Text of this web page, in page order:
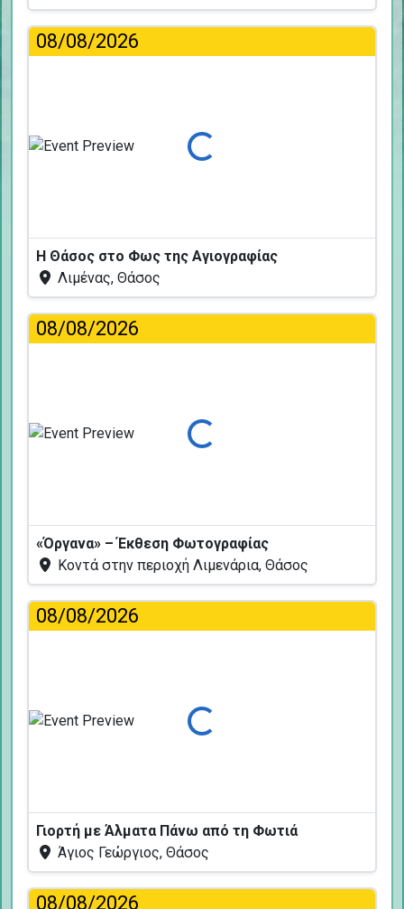
08/08/2026
Φόρτωση...
Η Θάσος στο Φως της Αγιογραφίας
Λιμένας, Θάσος
08/08/2026
Φόρτωση...
«Όργανα» – Έκθεση Φωτογραφίας
Κοντά στην περιοχή Λιμενάρια, Θάσος
08/08/2026
Φόρτωση...
Γιορτή με Άλματα Πάνω από τη Φωτιά
Άγιος Γεώργιος, Θάσος
08/08/2026